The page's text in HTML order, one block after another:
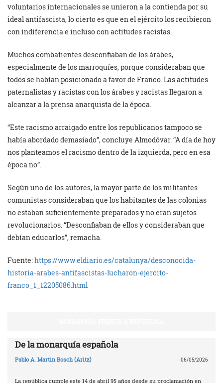
voluntarios internacionales se unieron a la contienda por su
ideal antifascista, lo cierto es que en el ejército los recibieron
con indiferencia e incluso con actitudes racistas.
Muchos combatientes desconfiaban de los árabes,
especialmente de los marroquíes, porque consideraban que
todos se habían posicionado a favor de Franco. Las actitudes
paternalistas y racistas con los árabes y racistas llegaron a
alcanzar a la prensa anarquista de la época.
“Este racismo arraigado entre los republicanos tampoco se
había abordado demasiado”, concluye Almodóvar. “A día de hoy
nos planteamos el racismo dentro de la izquierda, pero en esa
época no”.
Según uno de los autores, la mayor parte de los militantes
comunistas consideraban que los habitantes de las colonias
no estaban suficientemente preparados y no eran sujetos
revolucionarios. “Desconfiaban de ellos y consideraban que
debían educarlos”, remacha.
Fuente:https://www.eldiario.es/catalunya/desconocida-
historia-arabes-antifascistas-lucharon-ejercito-
franco_1_12205086.html
De la monarquía española
Pablo A. Martin Bosch (Aritz) 06/05/2026
La república cumple este 14 de abril 95 años desde su proclamación en